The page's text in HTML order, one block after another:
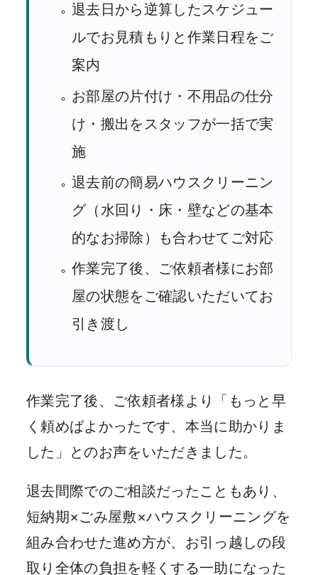
退去日から逆算したスケジュー
ルでお見積もりと作業日程をご
案内
お部屋の片付け・不用品の仕分
け・搬出をスタッフが一括で実
施
退去前の簡易ハウスクリーニン
グ（水回り・床・壁などの基本
的なお掃除）も合わせてご対応
作業完了後、ご依頼者様にお部
屋の状態をご確認いただいてお
引き渡し
作業完了後、ご依頼者様より「もっと早
く頼めばよかったです、本当に助かりま
した」とのお声をいただきました。
退去間際でのご相談だったこともあり、
短納期×ごみ屋敷×ハウスクリーニングを
組み合わせた進め方が、お引っ越しの段
取り全体の負担を軽くする一助になった